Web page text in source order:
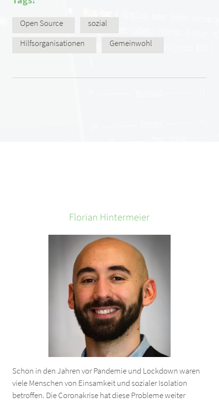
Open Source
sozial
Hilfsorganisationen
Gemeinwohl
Florian Hintermeier
Schon in den Jahren vor Pandemie und Lockdown waren
viele Menschen von Einsamkeit und sozialer Isolation
betroffen. Die Coronakrise hat diese Probleme weiter